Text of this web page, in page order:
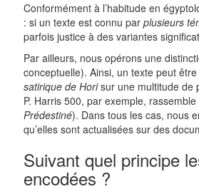
Conformément à l’habitude en
: si un texte est connu par plusieurs
parfois justice à des variantes
Par ailleurs, nous opérons une
conceptuelle). Ainsi, un texte peut
satirique de Horisur une multitude de
P. Harris 500, par exemple,
Prédestiné). Dans tous les cas, nous
qu’elles sont actualisées sur des
Suivant quel principe
encodées ?